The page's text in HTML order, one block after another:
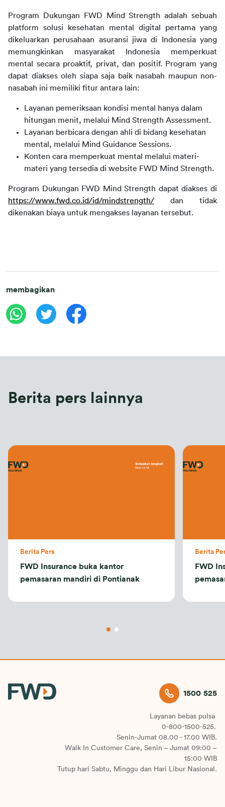
Program Dukungan FWD Mind Strength adalah sebuah
platform solusi kesehatan mental digital pertama yang
dikeluarkan perusahaan asuransi jiwa di Indonesia yang
memungkinkan masyarakat Indonesia memperkuat
mental secara proaktif, privat, dan positif. Program yang
dapat diakses oleh siapa saja baik nasabah maupun non-
nasabah ini memiliki fitur antara lain:
Layanan pemeriksaan kondisi mental hanya dalam
hitungan menit, melalui Mind Strength Assessment.
Layanan berbicara dengan ahli di bidang kesehatan
mental, melalui Mind Guidance Sessions.
Konten cara memperkuat mental melalui materi-
materi yang tersedia di website FWD Mind Strength.
https://www.fwd.co.id/id/mindstrength/ dan tidak
dikenakan biaya untuk mengakses layanan tersebut.
membagikan
Berita pers lainnya
Berita Pers
FWD Insurance buka kantor
pemasaran mandiri di Pontianak
Berita
FWD
1500 525
Layanan bebas pulsa
0-800-1500-525.
Senin-Jumat 08.00 - 17.00 WIB.
Walk In Customer Care, Senin – Jumat 09:00 –
15:00 WIB
Tutup hari Sabtu, Minggu dan Hari Libur Nasional.